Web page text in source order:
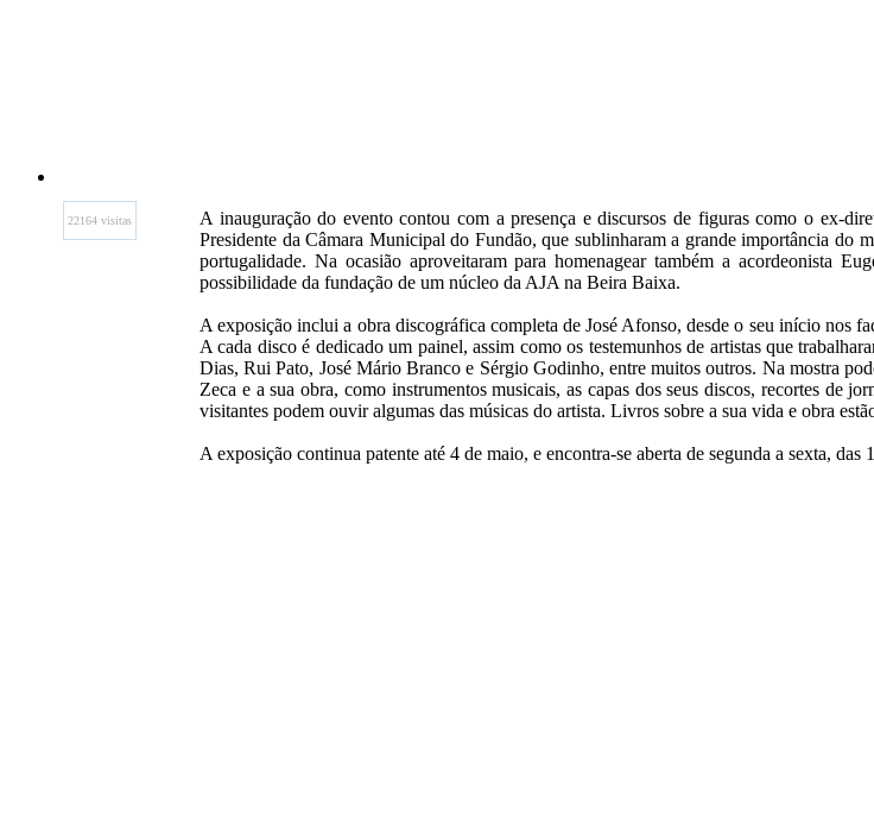
22164 visitas
A inauguração do evento contou com a presença e discursos de figuras como o ex-
Presidente da Câmara Municipal do Fundão, que sublinharam a grande importância do
portugalidade. Na ocasião aproveitaram para homenagear também a acordeonista
possibilidade da fundação de um núcleo da AJA na Beira Baixa.
A exposição inclui a obra discográfica completa de José Afonso, desde o seu início nos
A cada disco é dedicado um painel, assim como os testemunhos de artistas que
Dias, Rui Pato, José Mário Branco e Sérgio Godinho, entre muitos outros. Na mostra
Zeca e a sua obra, como instrumentos musicais, as capas dos seus discos, recortes de
visitantes podem ouvir algumas das músicas do artista. Livros sobre a sua vida e obra
A exposição continua patente até 4 de maio, e encontra-se aberta de segunda a sexta, das